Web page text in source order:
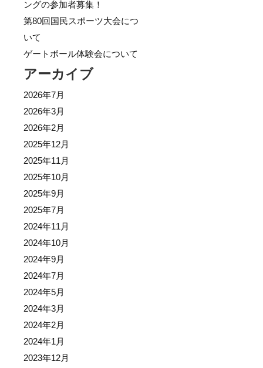
ングの参加者募集！
第80回国民スポーツ大会につ
いて
ゲートボール体験会について
アーカイブ
2026年7月
2026年3月
2026年2月
2025年12月
2025年11月
2025年10月
2025年9月
2025年7月
2024年11月
2024年10月
2024年9月
2024年7月
2024年5月
2024年3月
2024年2月
2024年1月
2023年12月